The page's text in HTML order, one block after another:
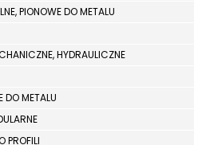
PIONOWE DO METALU
HYDRAULICZNE
DO METALU
PROFILI